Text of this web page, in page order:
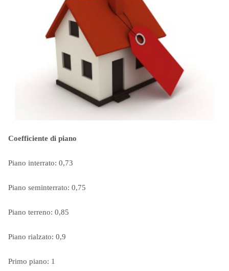
Coefficiente di piano
Piano interrato: 0,73
Piano seminterrato: 0,75
Piano terreno: 0,85
Piano rialzato: 0,9
Primo piano: 1